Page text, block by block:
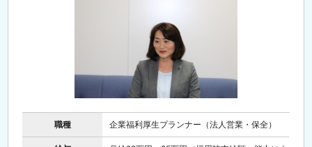
職種 企業福利厚生プランナー（法人営業・保全）